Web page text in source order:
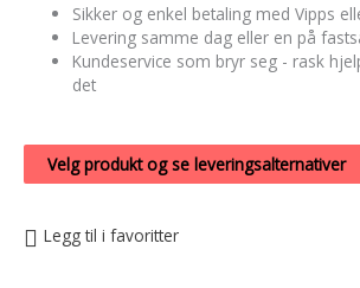
Sikker og enkel betaling med Vipps
Levering samme dag eller en på
Kundeservice som bryr seg - rask
det
Velg produkt og se leveringsalternativer
Legg til i favoritter